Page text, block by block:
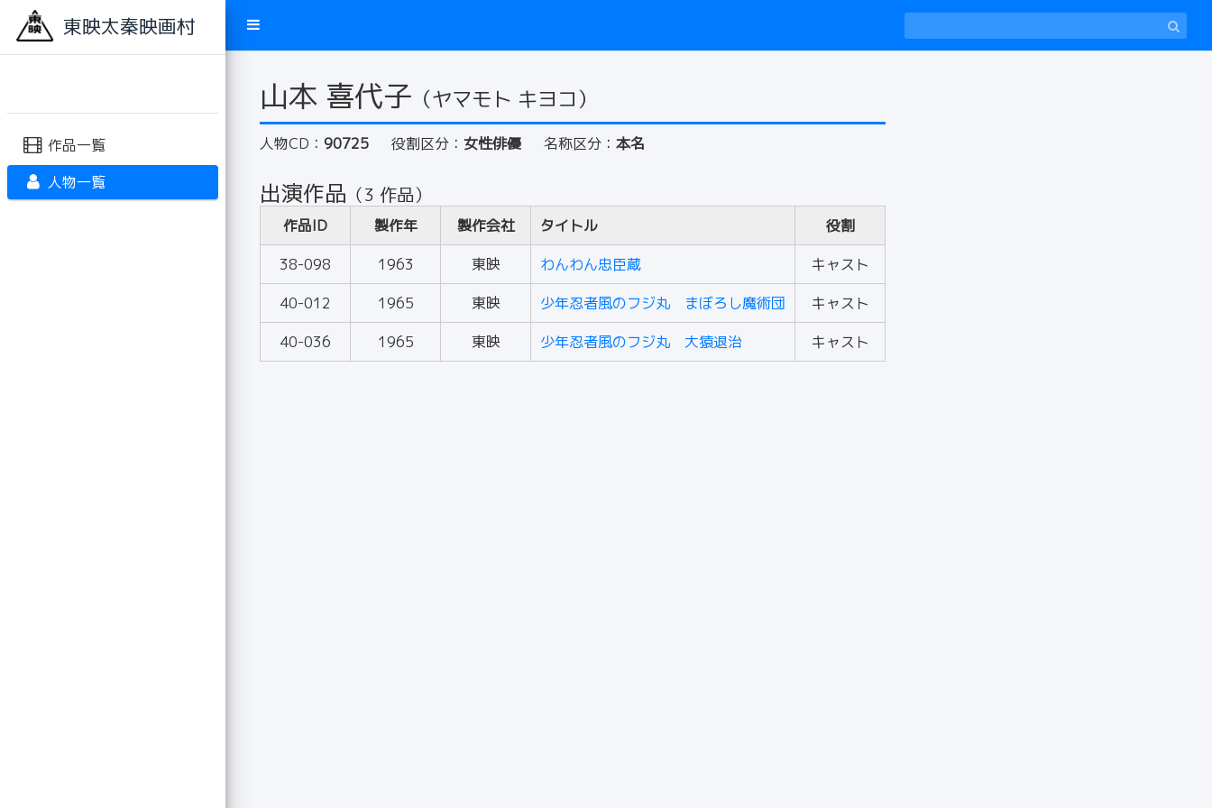
東映太秦映画村
作品一覧
人物一覧
山本 喜代子 （ヤマモト キヨコ）
人物CD： 90725 役割区分： 女性俳優 名称区分： 本名
出演作品 （3 作品）
作品ID 製作年 製作会社 タイトル
役割
38-098
1963 東映 わんわん忠臣蔵
キャスト
40-012
1965 東映 少年忍者風のフジ丸 まぼろし魔術団
キャスト
40-036
1965 東映 少年忍者風のフジ丸 大猿退治 キャスト